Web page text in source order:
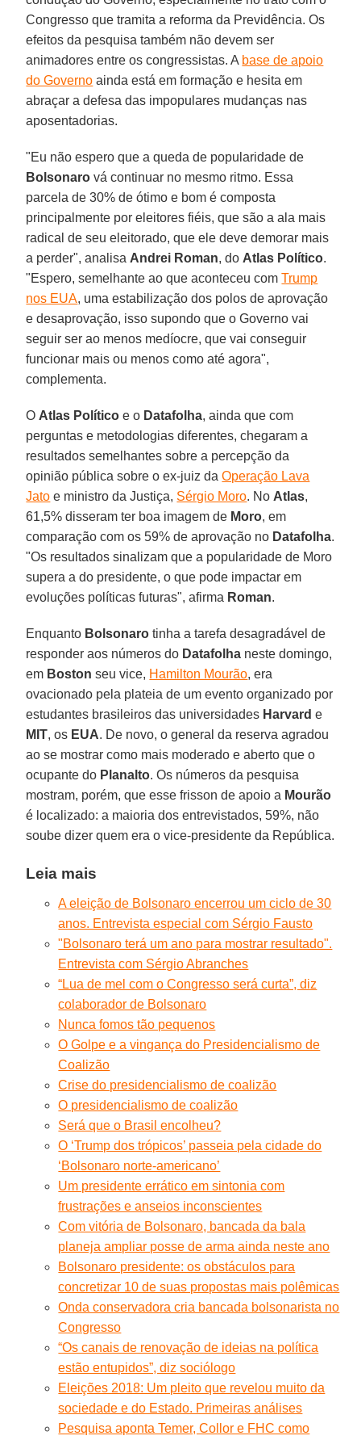
Congresso que tramita a reforma da Previdência. Os
efeitos da pesquisa também não devem ser
animadores entre os congressistas. A base de apoio
do Governo ainda está em formação e hesita em
abraçar a defesa das impopulares mudanças nas
aposentadorias.
"Eu não espero que a queda de popularidade de
Bolsonaro vá continuar no mesmo ritmo. Essa
parcela de 30% de ótimo e bom é composta
principalmente por eleitores fiéis, que são a ala mais
radical de seu eleitorado, que ele deve demorar mais
a perder", analisa Andrei Roman, do Atlas Político.
"Espero, semelhante ao que aconteceu comTrump
nos EUA, uma estabilização dos polos de aprovação
e desaprovação, isso supondo que o Governo vai
seguir ser ao menos medíocre, que vai conseguir
funcionar mais ou menos como até agora",
complementa.
O Atlas Político e o Datafolha, ainda que com
perguntas e metodologias diferentes, chegaram a
resultados semelhantes sobre a percepção da
opinião pública sobre o ex-juiz daOperação Lava
Jato e ministro da Justiça, Sérgio Moro. No Atlas,
61,5% disseram ter boa imagem de Moro, em
comparação com os 59% de aprovação no Datafolha.
"Os resultados sinalizam que a popularidade de Moro
supera a do presidente, o que pode impactar em
evoluções políticas futuras", afirma Roman.
Enquanto Bolsonaro tinha a tarefa desagradável de
responder aos números do Datafolha neste domingo,
em Boston seu vice, Hamilton Mourão, era
ovacionado pela plateia de um evento organizado por
estudantes brasileiros das universidades Harvard e
MIT, os EUA. De novo, o general da reserva agradou
ao se mostrar como mais moderado e aberto que o
ocupante do Planalto. Os números da pesquisa
mostram, porém, que esse frisson de apoio a Mourão
é localizado: a maioria dos entrevistados, 59%, não
soube dizer quem era o vice-presidente da República.
Leia mais
A eleição de Bolsonaro encerrou um ciclo de 30
anos. Entrevista especial com Sérgio Fausto
"Bolsonaro terá um ano para mostrar resultado".
Entrevista com Sérgio Abranches
“Lua de mel com o Congresso será curta”, diz
colaborador de Bolsonaro
Nunca fomos tão pequenos
O Golpe e a vingança do Presidencialismo de
Coalizão
Crise do presidencialismo de coalizão
O presidencialismo de coalizão
Será que o Brasil encolheu?
O ‘Trump dos trópicos’ passeia pela cidade do
‘Bolsonaro norte-americano’
Um presidente errático em sintonia com
frustrações e anseios inconscientes
Com vitória de Bolsonaro, bancada da bala
planeja ampliar posse de arma ainda neste ano
Bolsonaro presidente: os obstáculos para
concretizar 10 de suas propostas mais polêmicas
Onda conservadora cria bancada bolsonarista no
Congresso
“Os canais de renovação de ideias na política
estão entupidos”, diz sociólogo
Eleições 2018: Um pleito que revelou muito da
sociedade e do Estado. Primeiras análises
Pesquisa aponta Temer, Collor e FHC como